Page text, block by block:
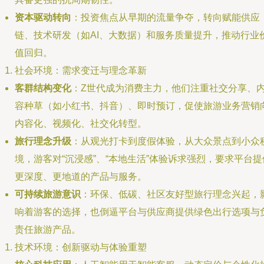
资本驱动转向 ：投资焦点从早期的流量争夺，转向赋能供应
链、技术研发（如AI、大数据）和服务质量提升，推动行业
值回归。
社会环境：需求变迁与理念革新
客群结构变化：Z世代成为消费主力，他们注重社交分享、
容种草（如小红书、抖音）、即时预订，促使旅游业务营销
内容化、视频化、社交化转型。
旅行理念升级 ：从观光打卡到度假体验，从大众景点到小众
境，游客对“沉浸感”、“本地生活”体验诉求强烈，要求平台
更深度、更地道的产品与服务。
可持续旅游意识 ：环保、低碳、社区友好型旅行理念兴起，
响着游客的选择，也倒逼平台与供应商提供绿色出行选项与
责任旅游产品。
技术环境：创新驱动与体验重塑